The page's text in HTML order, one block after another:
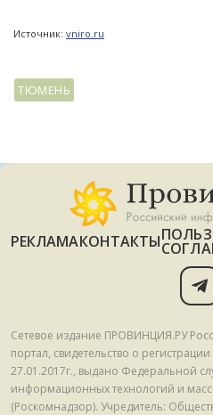
Источник: vniro.ru
ТЮМЕНЬ
РЕКЛАМАКОНТАКТЫ
Сетевое издание ПРОВИНЦИЯ.РУ
портал, свидетельство о
27.01.2017г., выдано Федеральной
информационных технологий и
(Роскомнадзор). Учредитель: